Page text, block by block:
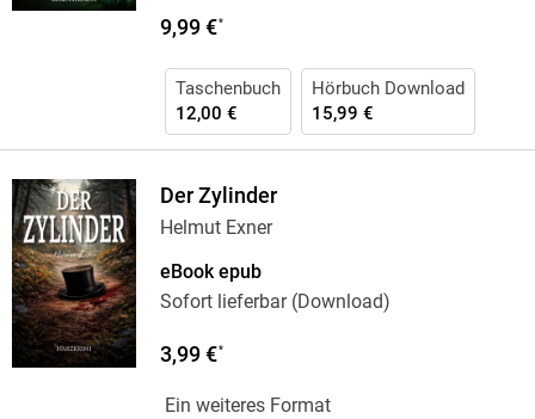
9,99 €*
Taschenbuch
12,00 €
Hörbuch Download
15,99 €
Der Zylinder
Helmut Exner
eBook epub
Sofort lieferbar (Download)
3,99 €*
Ein weiteres Format